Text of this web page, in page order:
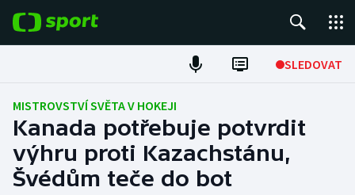
SLEDOVAT
Fotbal
Hokej
Tenis
MISTROVSTVÍ SVĚTA V HOKEJI
Kanada potřebuje potvrdit
výhru proti Kazachstánu,
Švédům teče do bot